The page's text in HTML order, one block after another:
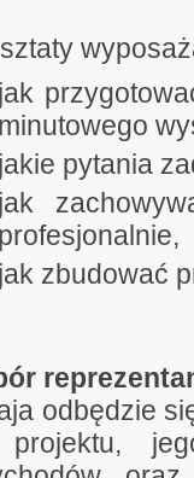
jak
minutowego
jakie pytania
jak
profesjonalnie,
jak zbudować
odbędzie